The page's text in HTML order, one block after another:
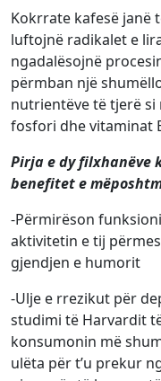
Kokrrate kafesë janë
luftojnë radikalet e
ngadalësojnë
përmban një
nutrientëve të tjerë si
fosfori dhe vitaminat
Pirja e dy filxhanëve
benefitet e
-Përmirëson
aktivitetin e tij
gjendjen e humorit
-Ulje e rrezikut për
studimi të Harvardit
konsumonin më
ulëta për t’u prekur